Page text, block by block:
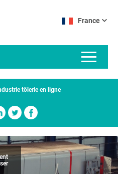
France
tôlerie en ligne